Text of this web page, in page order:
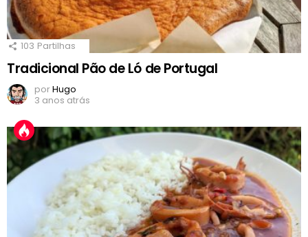
103 Partilhas
Tradicional Pão de Ló de Portugal
porHugo
3 anos atrás